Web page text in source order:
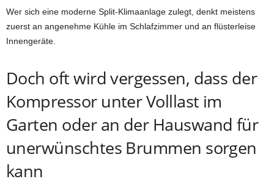
Wer sich eine moderne Split-Klimaanlage zulegt, denkt meistens
zuerst an angenehme Kühle im Schlafzimmer und an flüsterleise
Innengeräte.
Doch oft wird vergessen, dass der
Kompressor unter Volllast im
Garten oder an der Hauswand für
unerwünschtes Brummen sorgen
kann